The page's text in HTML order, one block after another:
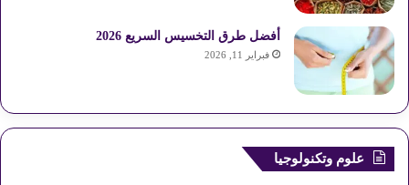
أفضل طرق التخسيس السريع 2026
فبراير 11, 2026
علوم وتكنولوجيا